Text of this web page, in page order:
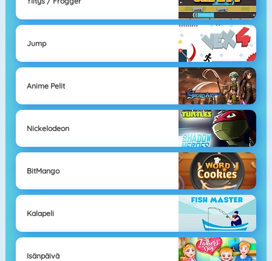
Jump
Anime Pelit
Nickelodeon
BitMango
Kalapeli
Isänpäivä